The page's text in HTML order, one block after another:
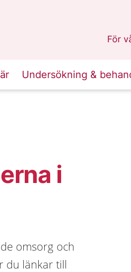
För
Undersökning &
i
omsorg och
du länkar till